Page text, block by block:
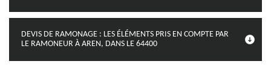
DEVIS DE RAMONAGE : LES ÉLÉMENTS PRIS EN COMPTE PAR
LE RAMONEUR À AREN, DANS LE 64400